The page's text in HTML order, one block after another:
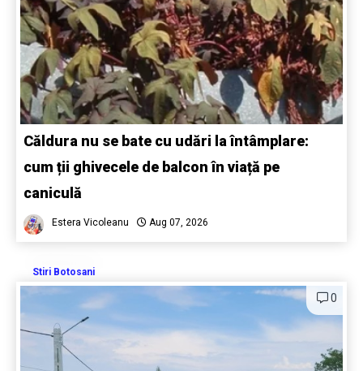
Căldura nu se bate cu udări la întâmplare:
cum ții ghivecele de balcon în viață pe
caniculă
Estera Vicoleanu Aug 07, 2026
Stiri Botosani
0